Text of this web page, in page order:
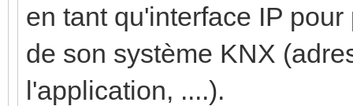
en tant qu'interface IP
de son système KNX
l'application, ....).